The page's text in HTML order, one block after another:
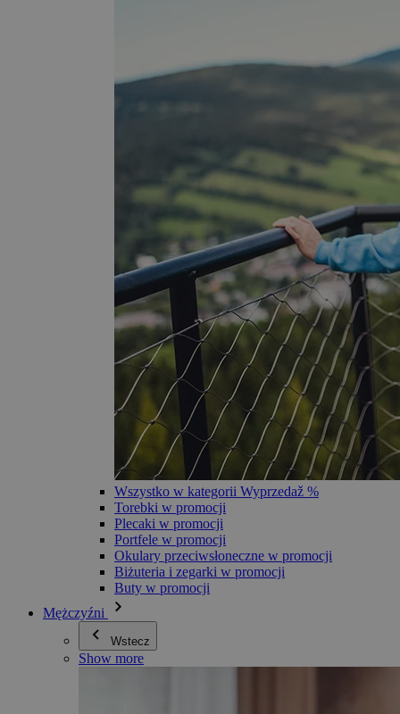
Wszystko w kategorii Wyprzedaž %
Torebki w promocji
Plecaki w promocji
Portfele w promocji
Okulary przeciwsłoneczne w promocji
Biżuteria i zegarki w promocji
Buty w promocji
Mężczyźni
Wstecz
Show more